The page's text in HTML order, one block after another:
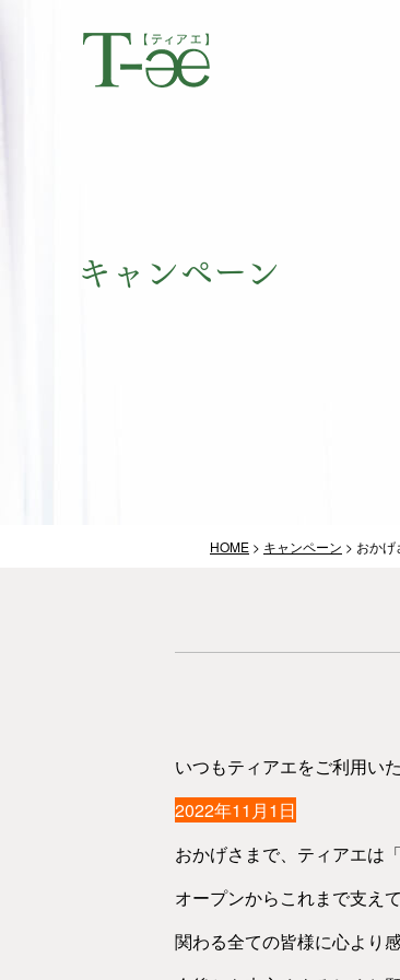
キャンペーン
HOME > キャンペーン > おかげ
いつもティアエをご利用い
2022年11月1日
おかげさまで、ティアエは
オープンからこれまで支え
関わる全ての皆様に心より